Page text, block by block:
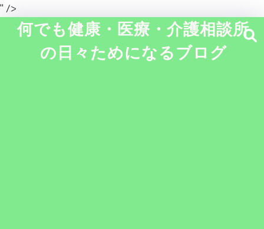
" />
何でも健康・医療・介護相談所
の日々ためになるブログ